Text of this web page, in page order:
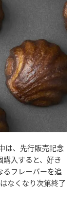
は、先行販売記念
入すると、好き
るフレーバーを追
なくなり次第終了